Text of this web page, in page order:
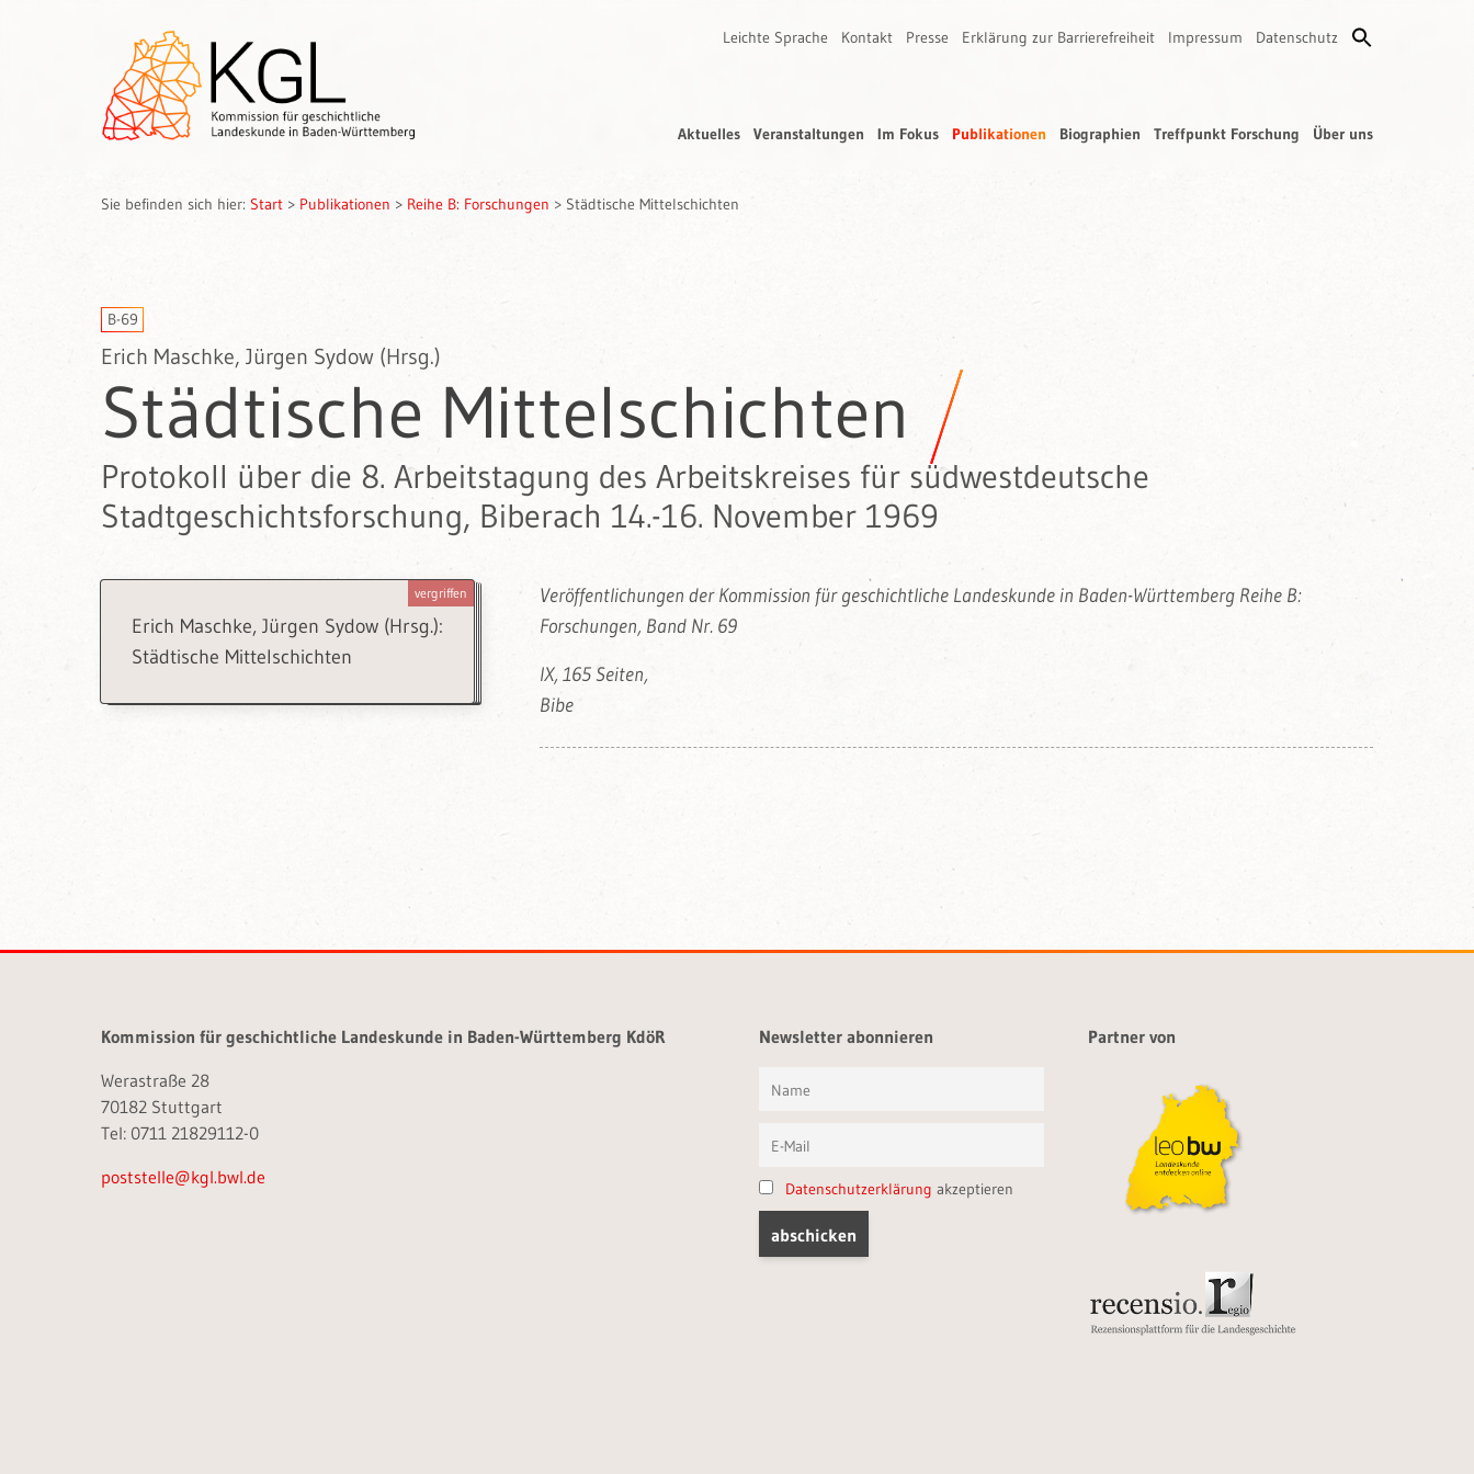
Leichte Sprache Kontakt Presse Erklärung zur Barrierefreiheit Impressum Datenschutz
Aktuelles Veranstaltungen Im Fokus Publikationen Biographien Treffpunkt Forschung Über uns
Sie befinden sich hier: Start > Publikationen > Reihe B: Forschungen > Städtische Mittelschichten
B-69
Erich Maschke, Jürgen Sydow (Hrsg.)
Städtische Mittelschichten
Protokoll über die 8. Arbeitstagung des Arbeitskreises für südwestdeutsche
Stadtgeschichtsforschung, Biberach 14.-16. November 1969
Erich Maschke, Jürgen Sydow (Hrsg.):
Städtische Mittelschichten
vergriffen
Veröffentlichungen der Kommission für geschichtliche Landeskunde in Baden-Württemberg Reihe B:
Forschungen, Band Nr. 69
IX, 165 Seiten,
Bibe
Kommission für geschichtliche Landeskunde in Baden-Württemberg KdöR
Werastraße 28
70182 Stuttgart
Tel: 0711 21829112-0
poststelle@kgl.bwl.de
Newsletter abonnieren
Datenschutzerklärung akzeptieren
Partner von